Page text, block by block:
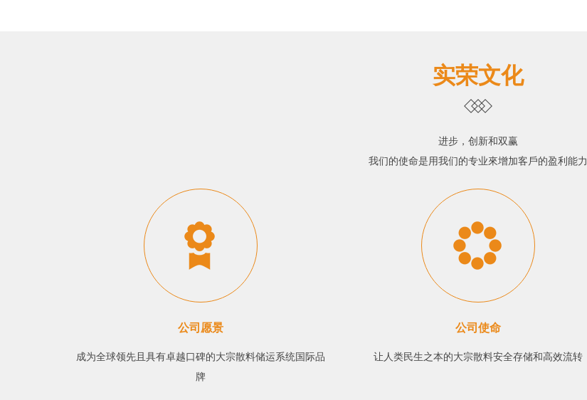
实荣文化
进步，创新和双赢
我们的使命是用我们的专业來增加客戶的盈利能力
公司愿景
成为全球领先且具有卓越口碑的大宗散料储运系统国际品
牌
公司使命
让人类民生之本的大宗散料安全存储和高效流转